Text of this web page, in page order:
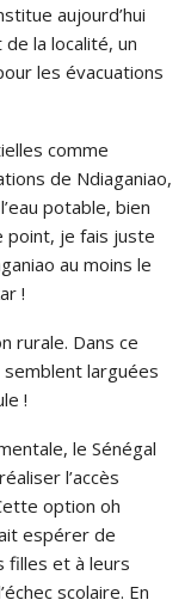
aujourd’hui
la localité, un
les évacuations
comme
de Ndiaganiao,
potable, bien
point, je fais juste
au moins le
!
rurale. Dans ce
larguées
!
le Sénégal
l’accès
option oh
espérer de
filles et à leurs
scolaire. En